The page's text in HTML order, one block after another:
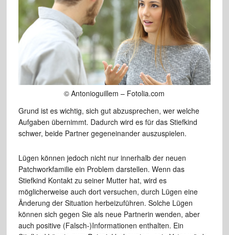
© Antonioguillem – Fotolia.com
Grund ist es wichtig, sich gut abzusprechen, wer welche
Aufgaben übernimmt. Dadurch wird es für das Stiefkind
schwer, beide Partner gegeneinander auszuspielen.
Lügen können jedoch nicht nur innerhalb der neuen
Patchworkfamilie ein Problem darstellen. Wenn das
Stiefkind Kontakt zu seiner Mutter hat, wird es
möglicherweise auch dort versuchen, durch Lügen eine
Änderung der Situation herbeizuführen. Solche Lügen
können sich gegen Sie als neue Partnerin wenden, aber
auch positive (Falsch-)Informationen enthalten. Ein